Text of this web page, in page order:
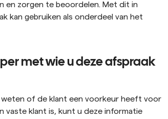
en zorgen te beoordelen. Met dit in
kan gebruiken als onderdeel van het
met wie u deze afspraak
weten of de klant een voorkeur heeft voor
vaste klant is, kunt u deze informatie